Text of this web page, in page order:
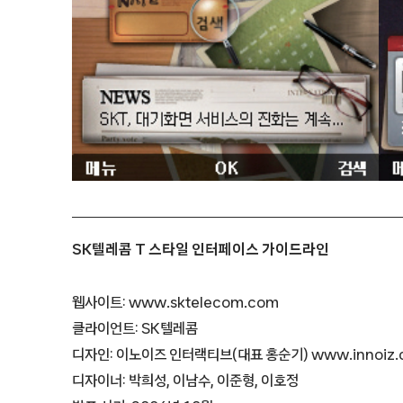
SK텔레콤 T 스타일 인터페이스 가이드라인
웹사이트: www.sktelecom.com
클라이언트: SK텔레콤
디자인: 이노이즈 인터랙티브(대표 홍순기)
디자이너: 박희성, 이남수, 이준형, 이호정